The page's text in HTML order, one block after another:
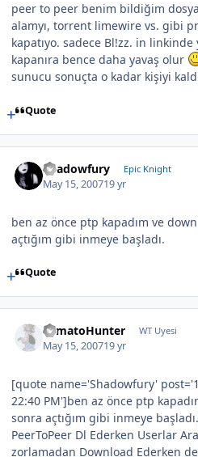
peer to peer benim bildiğim
alamyı, torrent limewire vs. gibi
kapatıyo. sadece Bl!zz. in
kapanıra bence daha yavaş olur
sunucu sonuçta o kadar kişiyi
Quote
Shadowfury Epic Knight
May 15, 200719 yr
ben az önce ptp kapadım ve
açtığım gibi inmeye başladı.
Quote
TomatoHunter WT Uyesi
May 15, 200719 yr
[quote name='Shadowfury'
22:40 PM']ben az önce ptp
sonra açtığım gibi inmeye
PeerToPeer Dl Ederken Userlar
zorlamadan Download Ederken